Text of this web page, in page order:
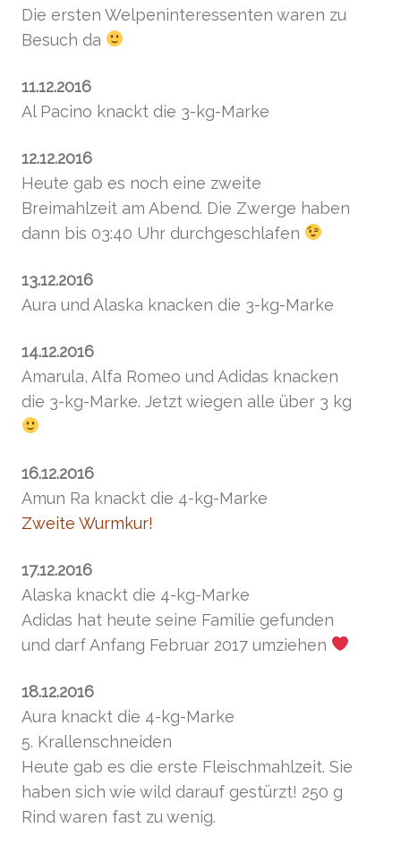
Die ersten Welpeninteressenten waren zu
Besuch da
11.12.2016
Al Pacino knackt die 3-kg-Marke
12.12.2016
Heute gab es noch eine zweite
Breimahlzeit am Abend. Die Zwerge haben
dann bis 03:40 Uhr durchgeschlafen
13.12.2016
Aura und Alaska knacken die 3-kg-Marke
14.12.2016
Amarula, Alfa Romeo und Adidas knacken
die 3-kg-Marke. Jetzt wiegen alle über 3 kg
16.12.2016
Amun Ra knackt die 4-kg-Marke
Zweite Wurmkur!
17.12.2016
Alaska knackt die 4-kg-Marke
Adidas hat heute seine Familie gefunden
und darf Anfang Februar 2017 umziehen
18.12.2016
Aura knackt die 4-kg-Marke
5. Krallenschneiden
Heute gab es die erste Fleischmahlzeit. Sie
haben sich wie wild darauf gestürzt! 250 g
Rind waren fast zu wenig.